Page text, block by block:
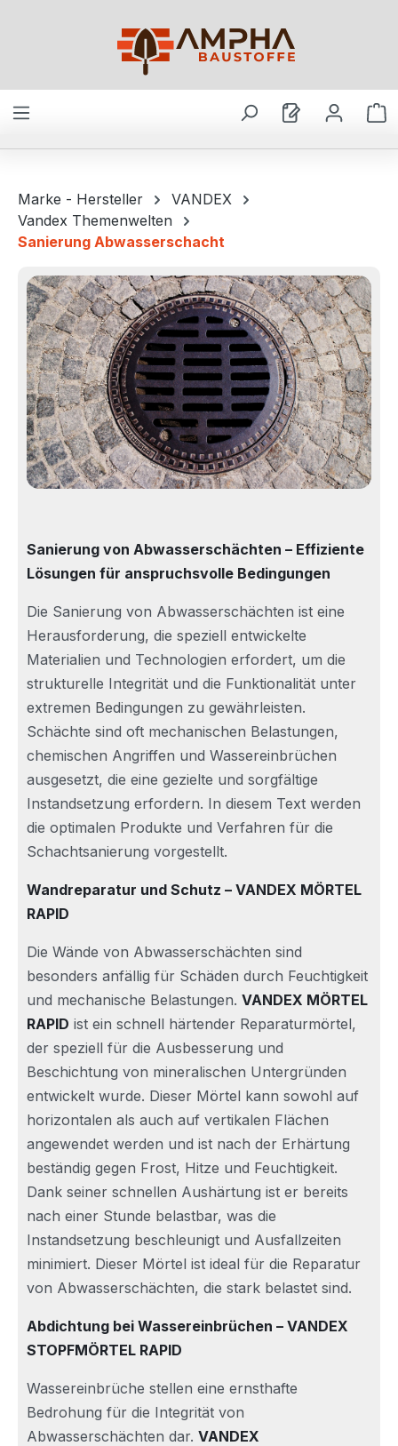
Marke - Hersteller
VANDEX
Vandex Themenwelten
Sanierung Abwasserschacht
Sanierung von Abwasserschächten – Effiziente
Lösungen für anspruchsvolle Bedingungen
Die Sanierung von Abwasserschächten ist eine
Herausforderung, die speziell entwickelte
Materialien und Technologien erfordert, um die
strukturelle Integrität und die Funktionalität unter
extremen Bedingungen zu gewährleisten.
Schächte sind oft mechanischen Belastungen,
chemischen Angriffen und Wassereinbrüchen
ausgesetzt, die eine gezielte und sorgfältige
Instandsetzung erfordern. In diesem Text werden
die optimalen Produkte und Verfahren für die
Schachtsanierung vorgestellt.
Wandreparatur und Schutz – VANDEX MÖRTEL
RAPID
Die Wände von Abwasserschächten sind
besonders anfällig für Schäden durch Feuchtigkeit
und mechanische Belastungen. VANDEX MÖRTEL
RAPID ist ein schnell härtender Reparaturmörtel,
der speziell für die Ausbesserung und
Beschichtung von mineralischen Untergründen
entwickelt wurde. Dieser Mörtel kann sowohl auf
horizontalen als auch auf vertikalen Flächen
angewendet werden und ist nach der Erhärtung
beständig gegen Frost, Hitze und Feuchtigkeit.
Dank seiner schnellen Aushärtung ist er bereits
nach einer Stunde belastbar, was die
Instandsetzung beschleunigt und Ausfallzeiten
minimiert. Dieser Mörtel ist ideal für die Reparatur
von Abwasserschächten, die stark belastet sind.
Abdichtung bei Wassereinbrüchen – VANDEX
STOPFMÖRTEL RAPID
Wassereinbrüche stellen eine ernsthafte
Bedrohung für die Integrität von
Abwasserschächten dar. VANDEX